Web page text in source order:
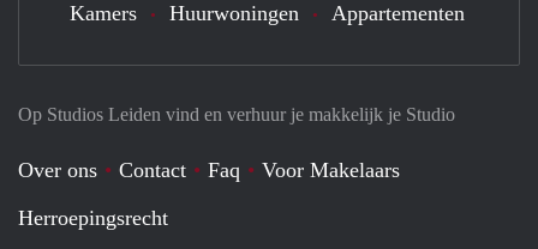
Op Studios Leiden vind en verhuur je makkelijk je Studio
Over ons Contact Faq
Voor Makelaars
Herroepingsrecht
Kamers Huurwoningen Appartementen